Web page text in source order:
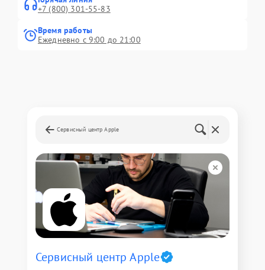
+7 (800) 301-55-83
Время работы
Ежедневно с 9:00 до 21:00
Сервисный центр Apple
Сервисный центр Apple